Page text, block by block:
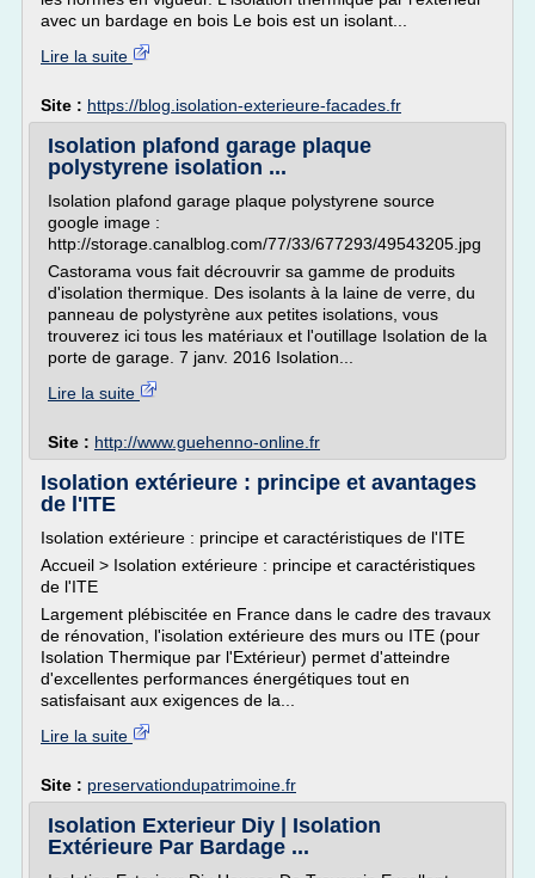
avec un bardage en bois Le bois est un isolant...
Lire la suite
Site : https://blog.isolation-exterieure-facades.fr
Isolation plafond garage plaque
polystyrene isolation ...
Isolation plafond garage plaque polystyrene source
google image :
http://storage.canalblog.com/77/33/677293/49543205.jpg
Castorama vous fait décrouvrir sa gamme de produits
d'isolation thermique. Des isolants à la laine de verre, du
panneau de polystyrène aux petites isolations, vous
trouverez ici tous les matériaux et l'outillage Isolation de la
porte de garage. 7 janv. 2016 Isolation...
Lire la suite
Site : http://www.guehenno-online.fr
Isolation extérieure : principe et avantages
de l'ITE
Isolation extérieure : principe et caractéristiques de l'ITE
Accueil > Isolation extérieure : principe et caractéristiques
de l'ITE
Largement plébiscitée en France dans le cadre des travaux
de rénovation, l'isolation extérieure des murs ou ITE (pour
Isolation Thermique par l'Extérieur) permet d'atteindre
d'excellentes performances énergétiques tout en
satisfaisant aux exigences de la...
Lire la suite
Site : preservationdupatrimoine.fr
Isolation Exterieur Diy | Isolation
Extérieure Par Bardage ...